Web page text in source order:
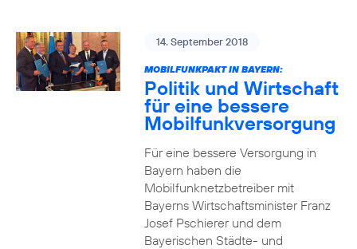
14. September 2018
MOBILFUNKPAKT IN BAYERN:
Politik und Wirtschaft
für eine bessere
Mobilfunkversorgung
Für eine bessere Versorgung in
Bayern haben die
Mobilfunknetzbetreiber mit
Bayerns Wirtschaftsminister Franz
Josef Pschierer und dem
Bayerischen Städte- und